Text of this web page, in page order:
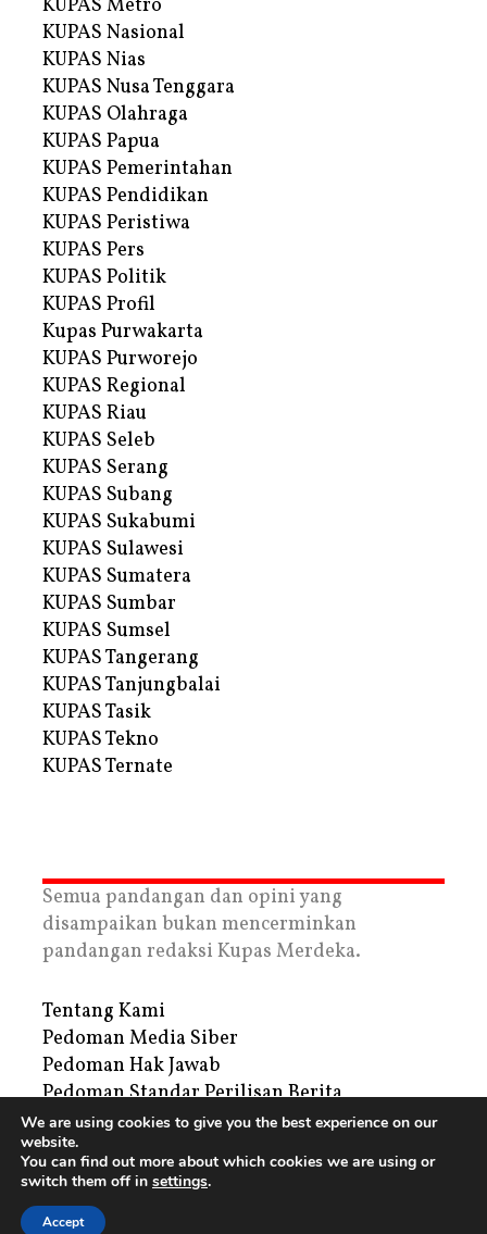
KUPAS Metro
KUPAS Nasional
KUPAS Nias
KUPAS Nusa Tenggara
KUPAS Olahraga
KUPAS Papua
KUPAS Pemerintahan
KUPAS Pendidikan
KUPAS Peristiwa
KUPAS Pers
KUPAS Politik
KUPAS Profil
Kupas Purwakarta
KUPAS Purworejo
KUPAS Regional
KUPAS Riau
KUPAS Seleb
KUPAS Serang
KUPAS Subang
KUPAS Sukabumi
KUPAS Sulawesi
KUPAS Sumatera
KUPAS Sumbar
KUPAS Sumsel
KUPAS Tangerang
KUPAS Tanjungbalai
KUPAS Tasik
KUPAS Tekno
KUPAS Ternate
Semua pandangan dan opini yang
disampaikan bukan mencerminkan
pandangan redaksi Kupas Merdeka.
Tentang Kami
Pedoman Media Siber
Pedoman Hak Jawab
Pedoman Standar Perilisan Berita
Privacy Policy
Periklanan
Copyright © 2026 | PT. Tegar Kupas Mediatama
We are using cookies to give you the best experience on our
website.
You can find out more about which cookies we are using or
switch them off in settings.
Accept